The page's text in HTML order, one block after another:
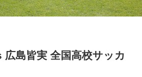
広島皆実 全国高校サッカ